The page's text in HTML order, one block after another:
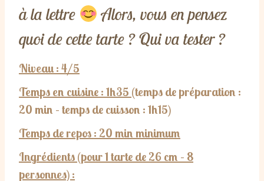
à la lettre
Alors, vous en pensez
quoi de cette tarte ? Qui va tester ?
Niveau : 4/5
Temps en cuisine : 1h35 (temps de préparation :
20 min – temps de cuisson : 1h15)
Temps de repos : 20 min minimum
Ingrédients (pour 1 tarte de 26 cm – 8
personnes) :